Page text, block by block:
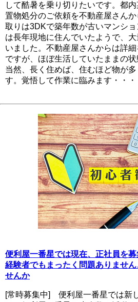
して酷暑を乗り切りたいです。都
置物処分のご依頼を不動産屋さん
取りは3DKで築年数が古いマンシ
は長年現地に住んでいたようで、
いました。不動産屋さんからは詳
ですが、ほぼ生活していたままの状
当然、長く住めば、住むほど物が
す。覚悟して作業に臨みます・・・
便利屋一番星では現在、正社員を
経験者でもまったく問題ありませ
せんか
[常時募集中] 便利屋一番星では新